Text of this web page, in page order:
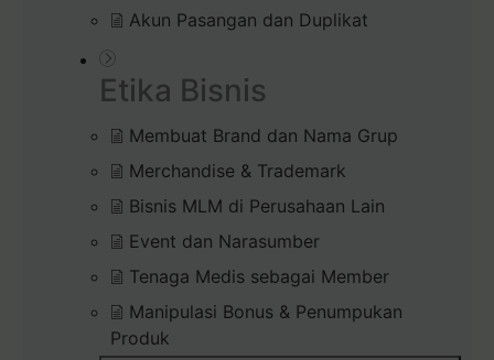
Akun Pasangan dan Duplikat
Etika Bisnis
Membuat Brand dan Nama Grup
Merchandise & Trademark
Bisnis MLM di Perusahaan Lain
Event dan Narasumber
Tenaga Medis sebagai Member
Manipulasi Bonus & Penumpukan
Produk